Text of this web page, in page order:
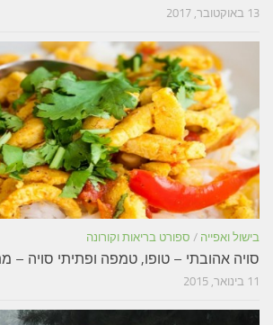
13 באוקטובר, 2017
בישול ואפייה / ספורט בריאות וקורונה
סויה אהובתי – טופו, טמפה ופתיתי סויה –
11 בינואר, 2015